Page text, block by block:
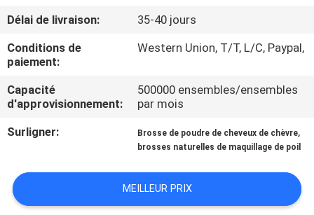
QUALITÉ
PLAN
DU
SITE
POLICY
Délai de livraison:
35-40 jours
Conditions de
paiement:
Western Union, T/T, L/C, Paypal,
Capacité
d'approvisionnement:
500000 ensembles/ensembles
par mois
Surligner:
Brosse de poudre de cheveux de chèvre,
brosses naturelles de maquillage de poil
MEILLEUR PRIX